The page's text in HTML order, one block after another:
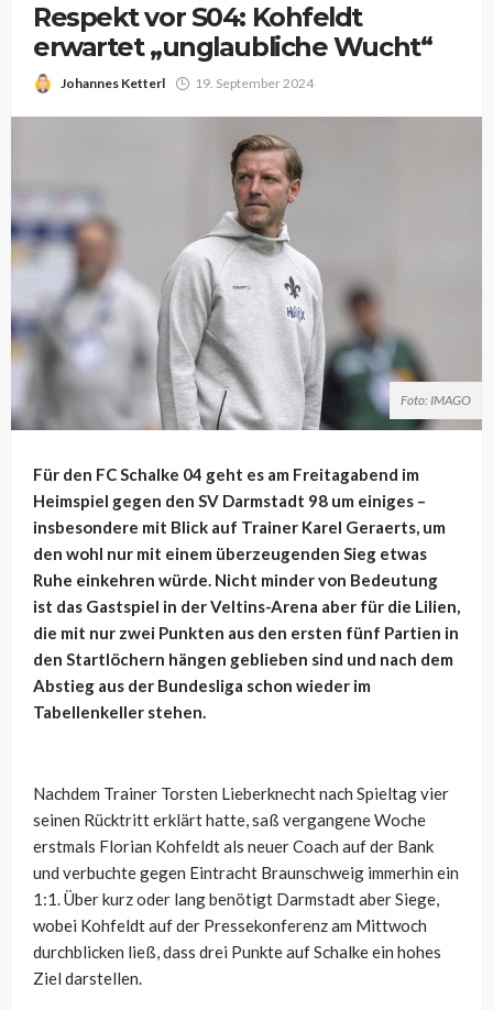
Respekt vor S04: Kohfeldt
erwartet „unglaubliche Wucht“
Johannes Ketterl 19. September 2024
Foto: IMAGO
Für den FC Schalke 04 geht es am Freitagabend im
Heimspiel gegen den SV Darmstadt 98 um einiges –
insbesondere mit Blick auf Trainer Karel Geraerts, um
den wohl nur mit einem überzeugenden Sieg etwas
Ruhe einkehren würde. Nicht minder von Bedeutung
ist das Gastspiel in der Veltins-Arena aber für die Lilien,
die mit nur zwei Punkten aus den ersten fünf Partien in
den Startlöchern hängen geblieben sind und nach dem
Abstieg aus der Bundesliga schon wieder im
Tabellenkeller stehen.
Nachdem Trainer Torsten Lieberknecht nach Spieltag vier
seinen Rücktritt erklärt hatte, saß vergangene Woche
erstmals Florian Kohfeldt als neuer Coach auf der Bank
und verbuchte gegen Eintracht Braunschweig immerhin ein
1:1. Über kurz oder lang benötigt Darmstadt aber Siege,
wobei Kohfeldt auf der Pressekonferenz am Mittwoch
durchblicken ließ, dass drei Punkte auf Schalke ein hohes
Ziel darstellen.